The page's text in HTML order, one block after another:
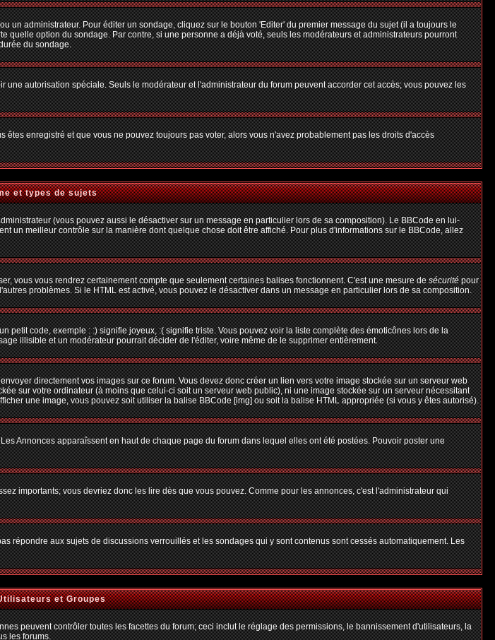
administrateur. Pour éditer un sondage, cliquez sur le bouton 'Editer' du premier message du sujet (il a toujours le
option du sondage. Par contre, si une personne a déjà voté, seuls les modérateurs et administrateurs pourront
du sondage.
autorisation spéciale. Seuls le modérateur et l'administrateur du forum peuvent accorder cet accès; vous pouvez les
enregistré et que vous ne pouvez toujours pas voter, alors vous n'avez probablement pas les droits d'accès
et types de sujets
(vous pouvez aussi le désactiver sur un message en particulier lors de sa composition). Le BBCode en lui-
un meilleur contrôle sur la manière dont quelque chose doit être affiché. Pour plus d'informations sur le BBCode, allez
vous vous rendrez certainement compte que seulement certaines balises fonctionnent. C'est une mesure desécuritépour
problèmes. Si le HTML est activé, vous pouvez le désactiver dans un message en particulier lors de sa composition.
code, exemple : :) signifie joyeux, :( signifie triste. Vous pouvez voir la liste complète des émoticônes lors de la
illisible et un modérateur pourrait décider de l'éditer, voire même de le supprimer entièrement.
directement vos images sur ce forum. Vous devez donc créer un lien vers votre image stockée sur un serveur web
sur votre ordinateur (à moins que celui-ci soit un serveur web public), ni une image stockée sur un serveur nécessitant
une image, vous pouvez soit utiliser la balise BBCode [img] ou soit la balise HTML appropriée (si vous y êtes autorisé).
Annonces apparaîssent en haut de chaque page du forum dans lequel elles ont été postées. Pouvoir poster une
importants; vous devriez donc les lire dès que vous pouvez. Comme pour les annonces, c'est l'administrateur qui
répondre aux sujets de discussions verrouillés et les sondages qui y sont contenus sont cessés automatiquement. Les
et Groupes
peuvent contrôler toutes les facettes du forum; ceci inclut le réglage des permissions, le bannissement d'utilisateurs, la
les forums.